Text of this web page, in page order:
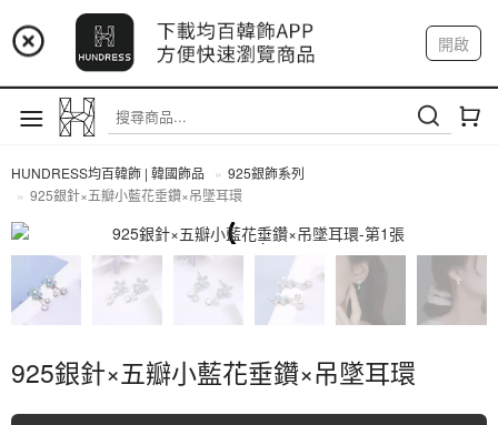
📢 市集預告：9/4-9/6 淡水捷運站
📢 市集預告：9/12-9/13 八里海巡基地
📢 市集預告：8/22-8/23 桃園青埔置地廣場
開啟
註冊 我的帳戶
HUNDRESS均百韓飾 | 韓國飾品
925銀飾系列
925銀針×五瓣小藍花垂鑽×吊墜耳環
925銀飾系列
925銀針×五瓣小藍花垂鑽×吊墜耳環